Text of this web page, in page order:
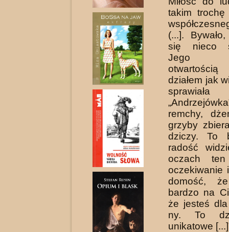
takim
(...].
się nieco
Jego
działem jak
remchy,
grzyby
dziczy. To
radość
oczach
domość,
bardzo na
że jesteś
ny. To
unikatowe